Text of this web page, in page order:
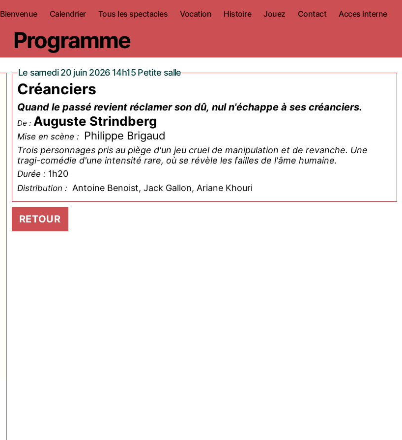
Bienvenue Calendrier Tous les spectacles Vocation Histoire Jouez Contact Acces interne
Programme
Le samedi 20 juin 2026 14h15 Petite salle
Créanciers
Quand le passé revient réclamer son dû, nul n'échappe à ses créanciers.
De : Auguste Strindberg
Mise en scène : Philippe Brigaud
Trois personnages pris au piège d'un jeu cruel de manipulation et de revanche. Une
tragi-comédie d'une intensité rare, où se révèle les failles de l'âme humaine.
Durée : 1h20
Distribution : Antoine Benoist, Jack Gallon, Ariane Khouri